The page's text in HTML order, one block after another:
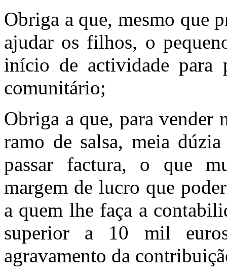
Obriga a que, mesmo que
ajudar os filhos, o
início de actividade para
comunitário;
Obriga a que, para vender
ramo de salsa, meia
passar factura, o que
margem de lucro que
a quem lhe faça a
superior a 10 mil
agravamento da